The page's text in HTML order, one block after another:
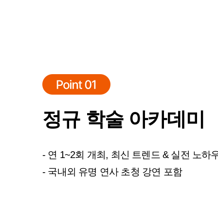
정규 학술 아카데미
- 연 1~2회 개최, 최신 트렌드 & 실전 노하
- 국내외 유명 연사 초청 강연 포함